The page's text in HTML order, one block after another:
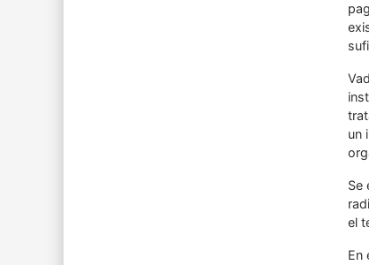
un
Se
el
En